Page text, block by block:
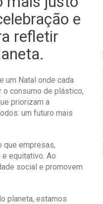
e
refletir
um Natal onde cada
consumo de plástico,
priorizam a
um futuro mais
que empresas,
equitativo. Ao
social e promovem
planeta, estamos